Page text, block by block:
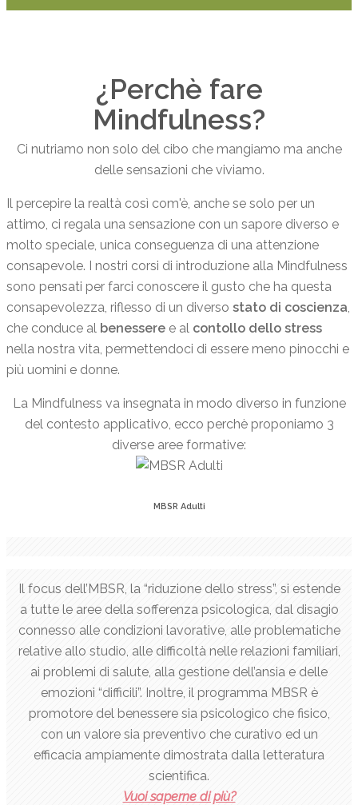
¿Perchè fare
Mindfulness?
Ci nutriamo non solo del cibo che mangiamo ma anche
delle sensazioni che viviamo.
Il percepire la realtà così com'è, anche se solo per un
attimo, ci regala una sensazione con un sapore diverso e
molto speciale, unica conseguenza di una attenzione
consapevole. I nostri corsi di introduzione alla Mindfulness
sono pensati per farci conoscere il gusto che ha questa
consapevolezza, riflesso di un diverso stato di coscienza,
che conduce al benessere e al contollo dello stress
nella nostra vita, permettendoci di essere meno pinocchi e
più uomini e donne.
La Mindfulness va insegnata in modo diverso in funzione
del contesto applicativo, ecco perchè proponiamo 3
diverse aree formative:
MBSR Adulti
Il focus dell’MBSR, la “riduzione dello stress”, si estende
a tutte le aree della sofferenza psicologica, dal disagio
connesso alle condizioni lavorative, alle problematiche
relative allo studio, alle difficoltà nelle relazioni familiari,
ai problemi di salute, alla gestione dell’ansia e delle
emozioni “difficili”. Inoltre, il programma MBSR è
promotore del benessere sia psicologico che fisico,
con un valore sia preventivo che curativo ed un
efficacia ampiamente dimostrata dalla letteratura
scientifica.
Vuoi saperne di più?